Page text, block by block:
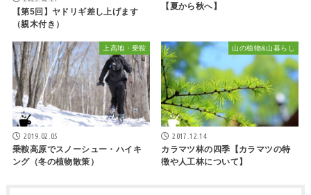
【第5回】ヤドリギ差し上げます
（親木付き）
【夏から秋へ】
上高地・乗鞍
2019.02.05
乗鞍高原でスノーシュー・ハイキ
ング（冬の植物散策）
山の植物&山暮らし
2017.12.14
カラマツ林の四季【カラマツの特
徴や人工林について】